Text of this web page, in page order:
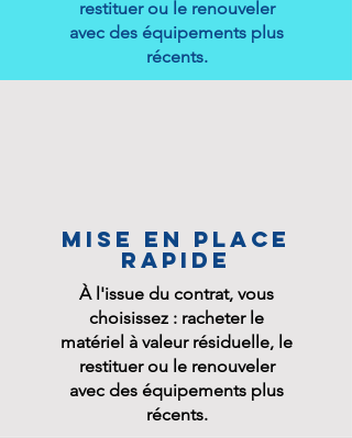
restituer ou le renouveler
avec des équipements plus
récents.
Mise en place
rapide
À l'issue du contrat, vous
choisissez : racheter le
matériel à valeur résiduelle, le
restituer ou le renouveler
avec des équipements plus
récents.